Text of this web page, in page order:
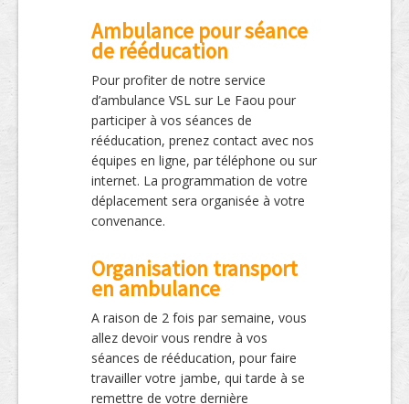
Ambulance pour séance
de rééducation
Pour profiter de notre service
d’ambulance VSL sur Le Faou pour
participer à vos séances de
rééducation, prenez contact avec nos
équipes en ligne, par téléphone ou sur
internet. La programmation de votre
déplacement sera organisée à votre
convenance.
Organisation transport
en ambulance
A raison de 2 fois par semaine, vous
allez devoir vous rendre à vos
séances de rééducation, pour faire
travailler votre jambe, qui tarde à se
remettre de votre dernière